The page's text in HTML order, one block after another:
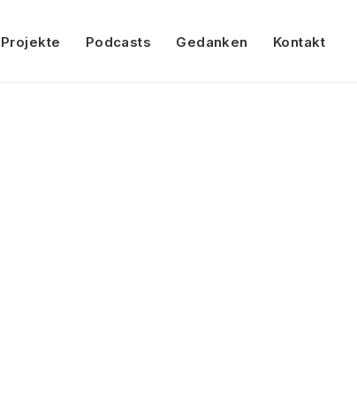
Projekte Podcasts Gedanken Kontakt